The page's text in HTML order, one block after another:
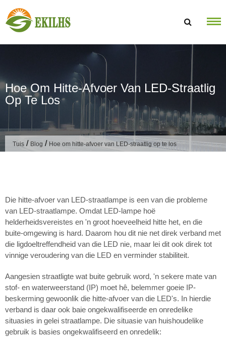
Hoe Om Hitte-Afvoer Van LED-Straatlig
Op Te Los
Tuis / Blog / Hoe om hitte-afvoer van LED-straatlig op te los
Die hitte-afvoer van LED-straatlampe is een van die probleme
van LED-straatlampe. Omdat LED-lampe hoë
helderheidsvereistes en 'n groot hoeveelheid hitte het, en die
buite-omgewing is hard. Daarom hou dit nie net direk verband met
die ligdoeltreffendheid van die LED nie, maar lei dit ook direk tot
vinnige veroudering van die LED en verminder stabiliteit.
Aangesien straatligte wat buite gebruik word, 'n sekere mate van
stof- en waterweerstand (IP) moet hê, belemmer goeie IP-
beskerming gewoonlik die hitte-afvoer van die LED's. In hierdie
verband is daar ook baie ongekwalifiseerde en onredelike
situasies in gelei straatlampe. Die situasie van huishoudelike
gebruik is basies ongekwalifiseerd en onredelik: